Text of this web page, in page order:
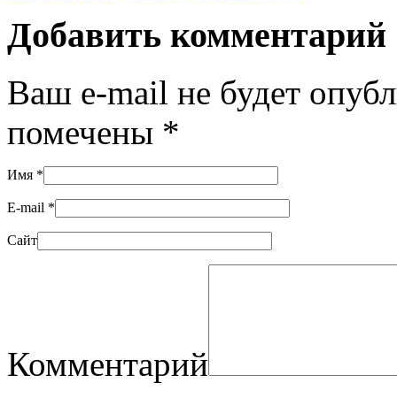
Добавить комментарий
Ваш e-mail не будет
помечены *
Имя *
E-mail *
Сайт
Комментарий